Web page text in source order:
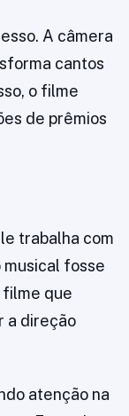
A câmera
cantos
o filme
de prêmios
trabalha com
musical fosse
filme que
a direção
atenção na